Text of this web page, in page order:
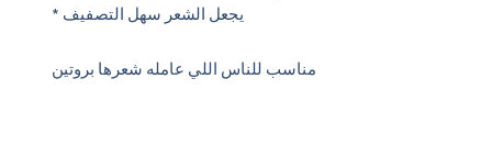
* يجعل الشعر سهل التصفيف
مناسب للناس اللي عامله شعرها بروتين